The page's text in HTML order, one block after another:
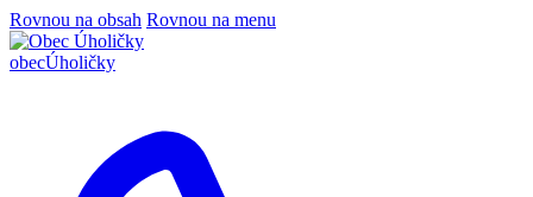
Rovnou na obsah Rovnou na menu
obecÚholičky